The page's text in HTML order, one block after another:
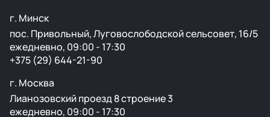
г. Минск
пос. Привольный, Луговослободской сельсовет, 16/5
ежедневно, 09:00 - 17:30
+375 (29) 644-21-90
г. Москва
Лианозовский проезд 8 строение 3
ежедневно, 09:00 - 17:30